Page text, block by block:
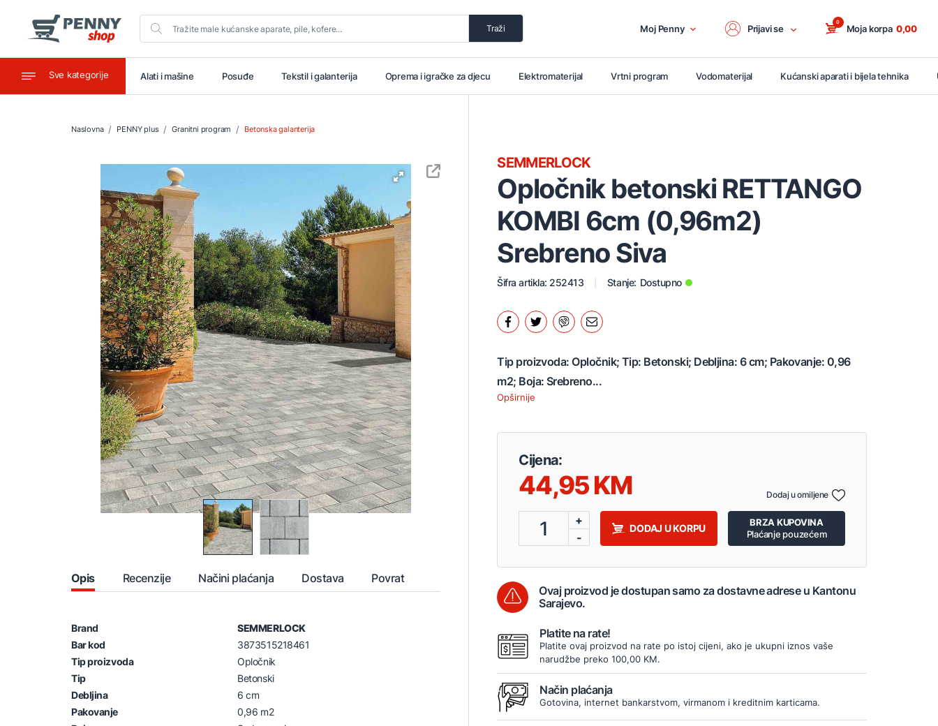
Traži Moj Penny Prijavi se Moja korpa
0
0,00
Sve kategorije
Ugostiteljstvo Alati i mašine Posuđe Tekstil i galanterija Oprema i igračke za djecu Elektromaterijal Vrtni program Vodomaterijal Kućanski aparati i bijela tehnika
Naslovna PENNY plus Granitni program Betonska galanterija
Opis Recenzije Načini plaćanja Dostava Povrat
Brand
SEMMERLOCK
Bar kod
3873515218461
Tip proizvoda
Opločnik
Tip
Betonski
Debljina
6 cm
Pakovanje
0,96 m2
Opločnik betonski RETTANGO
KOMBI 6cm (0,96m2)
Srebreno Siva
SEMMERLOCK
Šifra artikla: 252413 Stanje: Dostupno
Tip proizvoda: Opločnik; Tip: Betonski; Debljina: 6 cm; Pakovanje: 0,96
m2; Boja: Srebreno...
Opširnije
Cijena:
44,95
1
+
-
DODAJ U KORPU
BRZA KUPOVINA
Plaćanje pouzećem
Dodaj u omiljene
Ovaj proizvod je dostupan samo za dostavne adrese u Kantonu
Sarajevo.
Platite na rate!
Platite ovaj proizvod na rate po istoj cijeni, ako je ukupni iznos vaše
narudžbe preko 100,00 KM.
Način plaćanja
Gotovina, internet bankarstvom, virmanom i kreditnim karticama.